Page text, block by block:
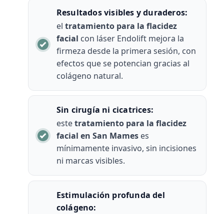
Resultados visibles y duraderos:
el tratamiento para la flacidez
facial con láser Endolift mejora la
firmeza desde la primera sesión, con
efectos que se potencian gracias al
colágeno natural.
Sin cirugía ni cicatrices:
estetratamiento para la flacidez
facial en San Mameses
mínimamente invasivo, sin incisiones
ni marcas visibles.
Estimulación profunda del
colágeno: